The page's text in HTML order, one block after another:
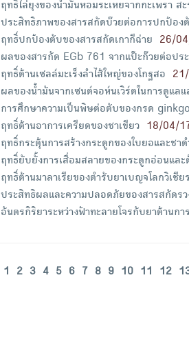
ฤทธิ์ไล่ยุงของน้ำมันหอมระเหยจากกะเพรา
ประสิทธิภาพของสารสกัดบ๊วยต่อการปกป้อง
ฤทธิ์ปกป้องตับของสารสกัดเกากีฉ่าย
26/
ผลของสารกัด EGb 761 จากแป๊ะก๊วยต่อปร
ฤทธิ์ต้านเซลล์มะเร็งลำไส้ใหญ่ของโกฐสอ
ผลของน้ำมันจากเซนต์จอห์นเวิร์ตในการดูแล
การศึกษาความเป็นพิษต่อตับของกรด
ฤทธิ์ต้านอาการเครียดของชาเขียว
18/04/
ฤทธิ์กระตุ้นการสร้างกระดูกของใบยอและชา
ฤทธิ์ยับยั้งการเสื่อมสลายของกระดูกอ่อนแล
ฤทธิ์ต้านมาลาเรียของตำรับยาเบญจโลกวิเชียร
ประสิทธิผลและความปลอดภัยของสารสกัดร
อันตรกิริยาระหว่างฟ้าทะลายโจรกับยาต้านก
1 2 3 4 5 6 7 8 9 10 11 12